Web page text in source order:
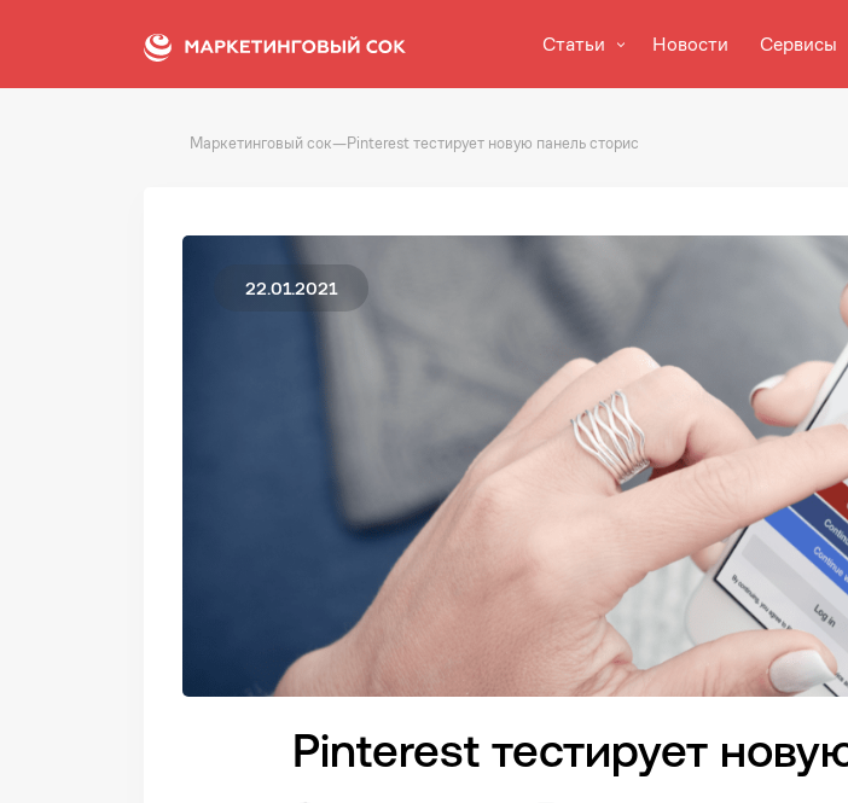
Статьи Новости Сервисы
Маркетинговый сок—Pinterest тестирует новую панель сторис
22.01.2021
Pinterest тестирует